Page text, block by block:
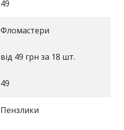
49
Фломастери
від 49 грн за 18 шт.
49
Пензлики